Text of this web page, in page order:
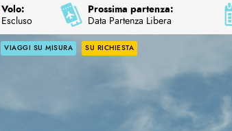
Volo:
Escluso
Prossima partenza:
Data Partenza Libera
VIAGGI SU MISURA SU RICHIESTA